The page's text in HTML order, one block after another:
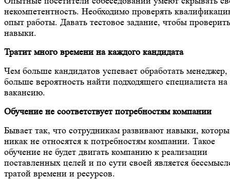
некомпетентность. Необходимо проверять
опыт работы. Давать тестовое задание, чтобы
навыки.
Тратит много времени на каждого кандидата
Чем больше кандидатов успевает обработать менеджер,
больше вероятность найти подходящего специалиста на
вакансию.
Обучение не соответствует потребностям компании
Бывает так, что сотрудникам развивают навыки,
никак не относятся к потребностям компании. Такое
обучение не будет двигать компанию к реализации
поставленных целей и по сути своей является
тратой времени и ресурсов.